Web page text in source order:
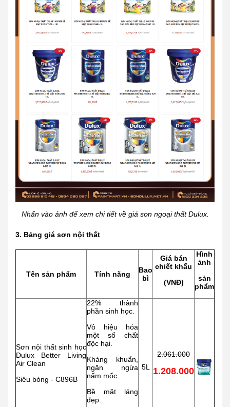
Nhấn vào ảnh để xem chi tiết về giá sơn ngoại thất Dulux.
3. Bảng giá sơn nội thất
Tên sản phẩm Tính năng
Bao
bì
Giá bán
chiết khấu
(VNĐ)
Hình
ảnh
sản
phẩm
Sơn nội thất sinh học
Dulux Better Living
Air Clean
Siêu bóng - C896B
22% thành
phần sinh học.
Vô hiệu hóa
một số chất
độc hại.
Kháng khuẩn,
ngăn ngừa
nấm mốc.
Bề mặt láng
đẹp.
5L
2.061.000
1.208.000